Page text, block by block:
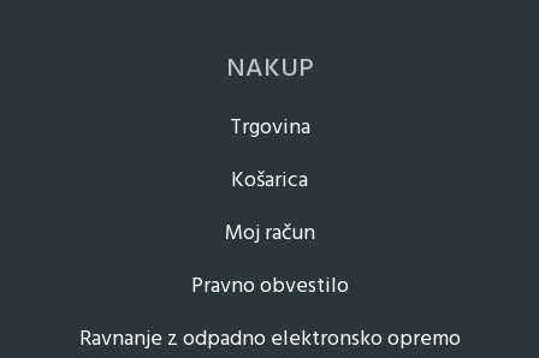
NAKUP
Trgovina
Košarica
Moj račun
Pravno obvestilo
Ravnanje z odpadno elektronsko opremo